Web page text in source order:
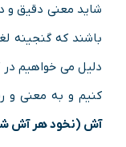
شاید معنی دقیق و
باشند که گنجینه
دلیل می خواهیم
کنیم و به معنی و
آش (نخود هر آش